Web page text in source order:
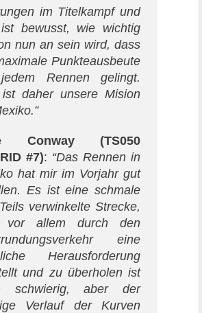
im Titelkampf und
bewusst, wie wichtig
nun an sein wird, dass
Punkteausbeute
Rennen gelingt.
daher unsere Mision
Conway
(TS050
#7): “Das Rennen in
hat mir im Vorjahr gut
Es ist eine schmale
verwinkelte Strecke,
vor allem durch den
eine
Herausforderung
und zu überholen ist
schwierig, aber der
Verlauf der Kurven